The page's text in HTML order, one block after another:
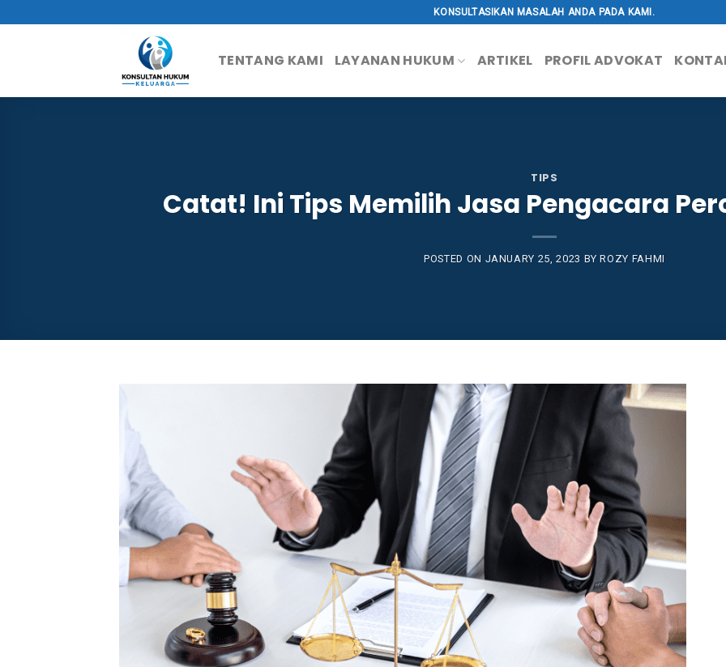
to
KONSULTASIKAN MASALAH ANDA PADA KAMI.
TENTANG KAMI LAYANAN HUKUM ARTIKEL PROFIL ADVOKAT
TIPS
Catat! Ini Tips Memilih Jasa Pengacara
POSTED ON JANUARY 25, 2023 BYROZY FAHMI